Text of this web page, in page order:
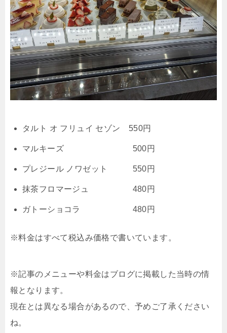
タルト オ フリュイ セゾン 550円
マルキーズ 500円
プレジール ノワゼット 550円
抹茶フロマージュ 480円
ガトーショコラ 480円
※料金はすべて税込み価格で書いています。
※記事のメニューや料金はブログに掲載した当時の情
報となります。
現在とは異なる場合があるので、予めご了承ください
ね。